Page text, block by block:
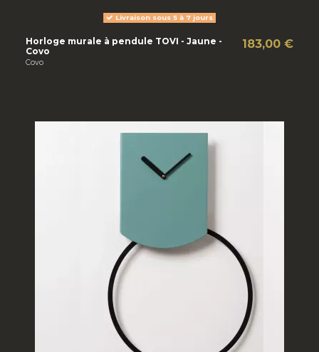
Livraison sous 5 à 7 jours
Horloge murale à pendule TOVI - Jaune -
Covo
Covo
183,00 €